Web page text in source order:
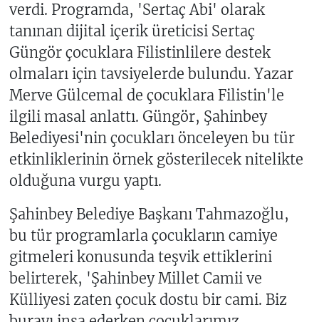
verdi. Programda, 'Sertaç Abi' olarak
tanınan dijital içerik üreticisi Sertaç
Güngör çocuklara Filistinlilere destek
olmaları için tavsiyelerde bulundu. Yazar
Merve Gülcemal de çocuklara Filistin'le
ilgili masal anlattı. Güngör, Şahinbey
Belediyesi'nin çocukları önceleyen bu tür
etkinliklerinin örnek gösterilecek nitelikte
olduğuna vurgu yaptı.
Şahinbey Belediye Başkanı Tahmazoğlu,
bu tür programlarla çocukların camiye
gitmeleri konusunda teşvik ettiklerini
belirterek, 'Şahinbey Millet Camii ve
Külliyesi zaten çocuk dostu bir cami. Biz